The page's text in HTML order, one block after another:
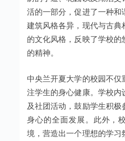
活的一部分，促进了一种和
建筑风格各异，现代与古典
的文化风格，反映了学校
的精神。
中央兰开夏大学的校园不仅
注学生的身心健康。学校内
及社团活动，鼓励学生积
身心的全面发展。此外，
境，营造出一个理想的学习